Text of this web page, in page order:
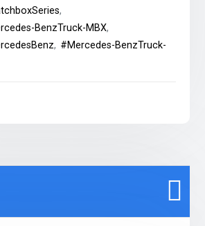
,
BenzTruck-MBX,
, #Mercedes-BenzTruck-